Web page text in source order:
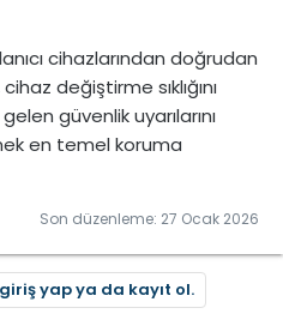
cihazlarından doğrudan
değiştirme sıklığını
güvenlik uyarılarını
en temel koruma
Son düzenleme: 27 Ocak 2026
yap ya da kayıt ol.